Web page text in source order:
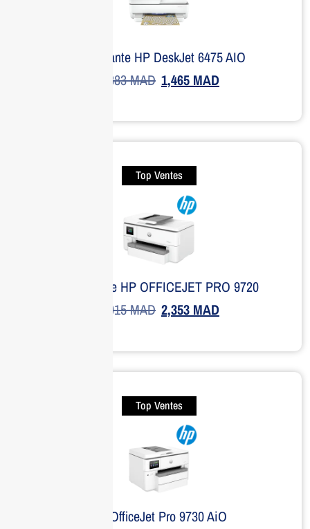
Imprimante HP DeskJet 6475 AIO
1,883MAD 1,465 MAD
Top Ventes
Imprimante HP OFFICEJET PRO 9720
2,915MAD 2,353 MAD
Top Ventes
HP OfficeJet Pro 9730 AiO